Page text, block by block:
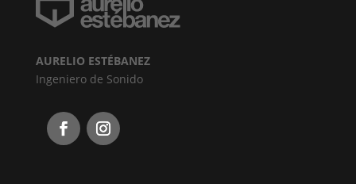
AURELIO ESTÉBANEZ
Ingeniero de Sonido